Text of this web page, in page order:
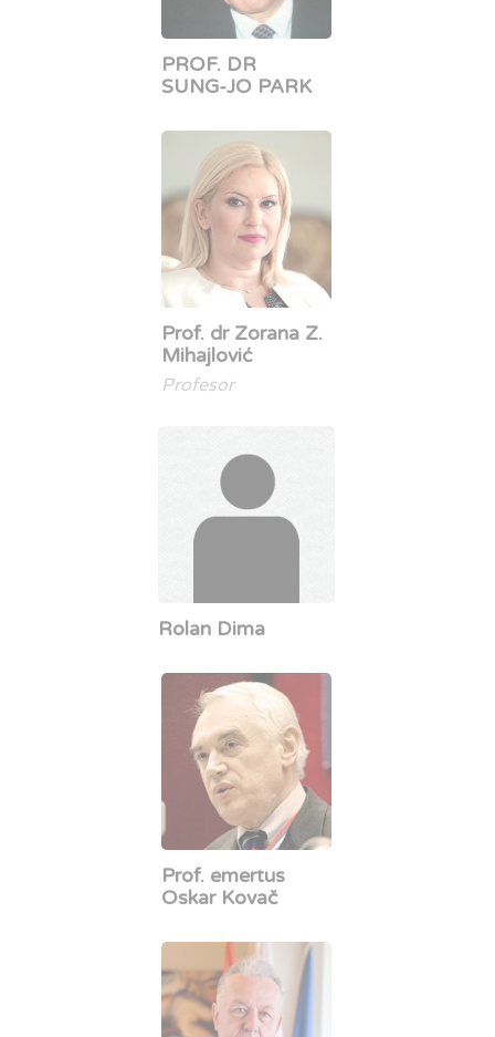
PROF. DR
SUNG-JO PARK
Prof. dr Zorana Z.
Mihajlović
Profesor
Rolan Dima
Prof. emertus
Oskar Kovač